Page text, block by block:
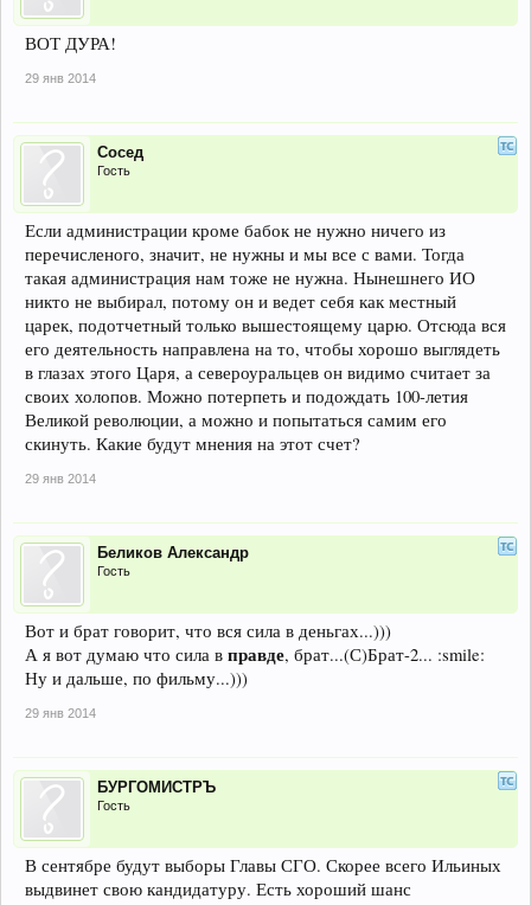
ВОТ ДУРА!
29 янв 2014
Сосед
Гость
Если администрации кроме бабок не нужно ничего из
перечисленого, значит, не нужны и мы все с вами. Тогда
такая администрация нам тоже не нужна. Нынешнего ИО
никто не выбирал, потому он и ведет себя как местный
царек, подотчетный только вышестоящему царю. Отсюда вся
его деятельность направлена на то, чтобы хорошо выглядеть
в глазах этого Царя, а североуральцев он видимо считает за
своих холопов. Можно потерпеть и подождать 100-летия
Великой революции, а можно и попытаться самим его
скинуть. Какие будут мнения на этот счет?
29 янв 2014
Беликов Александр
Гость
Вот и брат говорит, что вся сила в деньгах...)))
А я вот думаю что сила в правде, брат...(С)Брат-2... :smile:
Ну и дальше, по фильму...)))
29 янв 2014
БУРГОМИСТРЪ
Гость
В сентябре будут выборы Главы СГО. Скорее всего Ильиных
выдвинет свою кандидатуру. Есть хороший шанс